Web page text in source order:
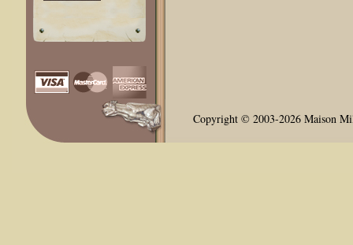
Copyright © 2003-2026 Maison